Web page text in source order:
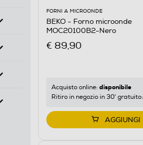
in litri: 20.0
FORNI A MICROONDE
BEKO - Forno microonde
MOC20100B2-Nero
€ 89,90
Acquisto online: disponibile
Ritiro in negozio in 30' gratuito:
AGGIUNGI